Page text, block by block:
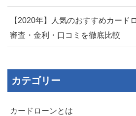
【2020年】人気のおすすめカード
審査・金利・口コミを徹底比較
カテゴリー
カードローンとは